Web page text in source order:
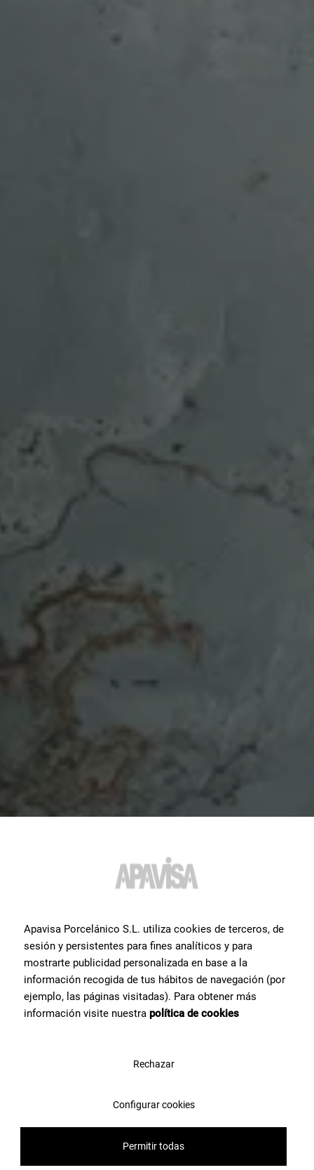
Apavisa Porcelánico S.L. utiliza cookies de terceros, de
sesión y persistentes para fines analíticos y para
mostrarte publicidad personalizada en base a la
información recogida de tus hábitos de navegación (por
ejemplo, las páginas visitadas). Para obtener más
información visite nuestra política de cookies
Rechazar
Configurar cookies
Permitir todas